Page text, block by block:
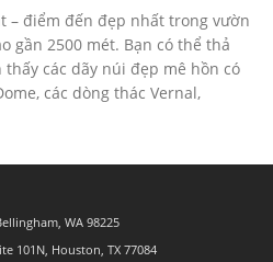
– điểm đến đẹp nhất trong vườn
gần 2500 mét. Bạn có thể thả
các dãy núi đẹp mê hồn có
các dòng thác Vernal,
WA 98225
101N, Houston, TX 77084